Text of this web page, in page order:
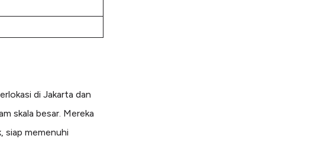
di Jakarta dan
skala besar. Mereka
siap memenuhi